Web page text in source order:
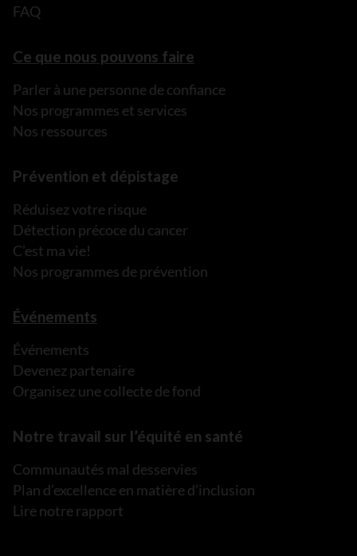
FAQ
Ce que nous pouvons faire
Parler à une personne de confiance
Nos programmes et services
Nos ressources
Prévention et dépistage
Réduisez votre risque
Détection précoce du cancer
C’est ma vie!
Nos programmes de prévention
Événements
Événements
Devenez partenaire
Organisez une collecte de fond
Notre travail sur l’équité en santé
Communautés mal desservies
Plan d’excellence en matière d’inclusion
Lire notre rapport